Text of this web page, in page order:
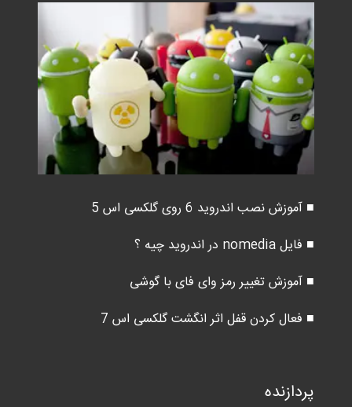
■ آموزش نصب اندروید 6 روی گلکسی اس 5
■ فایل nomedia در اندروید چیه ؟
■ آموزش تغییر رمز وای فای با گوشی
■ فعال کردن قفل اثر انگشت گلکسی اس 7
پردازنده